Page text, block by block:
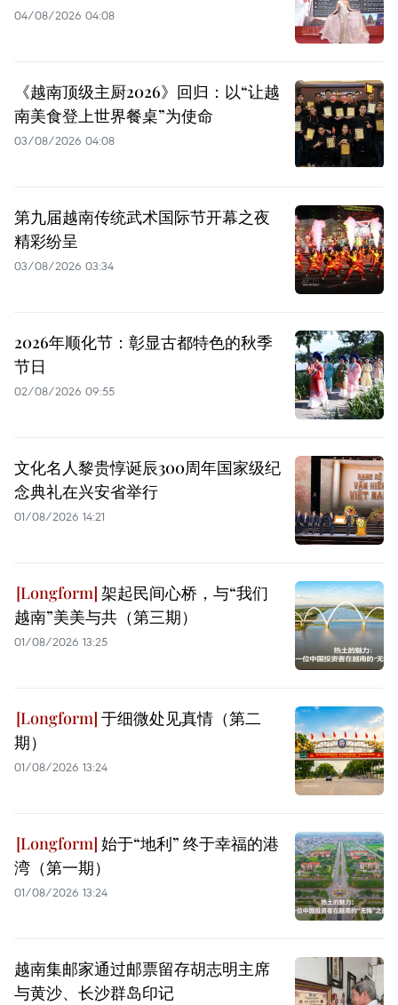
04/08/2026 04:08
《越南顶级主厨2026》回归：以“让越
南美食登上世界餐桌”为使命
03/08/2026 04:08
第九届越南传统武术国际节开幕之夜
精彩纷呈
03/08/2026 03:34
2026年顺化节：彰显古都特色的秋季
节日
02/08/2026 09:55
文化名人黎贵惇诞辰300周年国家级纪
念典礼在兴安省举行
01/08/2026 14:21
架起民间心桥，与“我们
越南”美美与共（第三期）
01/08/2026 13:25
于细微处见真情（第二
期）
01/08/2026 13:24
始于“地利” 终于幸福的港
湾（第一期）
01/08/2026 13:24
越南集邮家通过邮票留存胡志明主席
与黄沙、长沙群岛印记